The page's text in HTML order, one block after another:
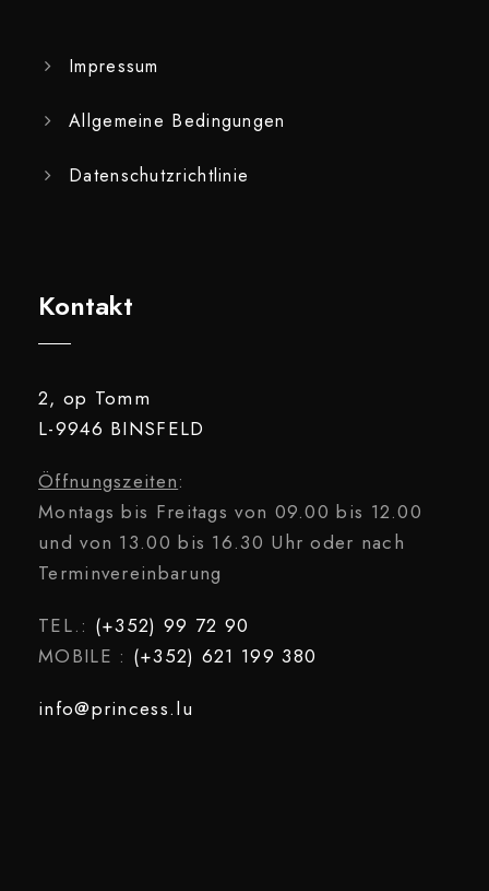
Impressum
Allgemeine Bedingungen
Datenschutzrichtlinie
Kontakt
2, op Tomm
L-9946 BINSFELD
Öffnungszeiten:
Montags bis Freitags von 09.00 bis 12.00
und von 13.00 bis 16.30 Uhr oder nach
Terminvereinbarung
TEL.: (+352) 99 72 90
MOBILE : (+352) 621 199 380
info@princess.lu